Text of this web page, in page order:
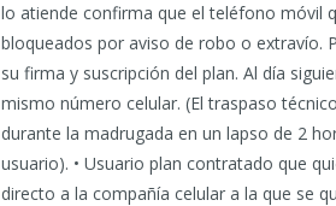
lo atiende confirma que el teléfono móvil
bloqueados por aviso de robo o extravío.
su firma y suscripción del plan. Al día
mismo número celular. (El traspaso
durante la madrugada en un lapso de 2
usuario). • Usuario plan contratado que
directo a la compañía celular a la que se